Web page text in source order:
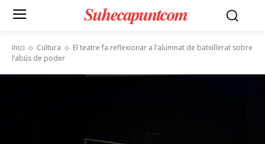
Suhecapuntcom
Inici Cultura
El teatre fa reflexionar a l’alumnat de batxillerat sobre
l’abús de poder